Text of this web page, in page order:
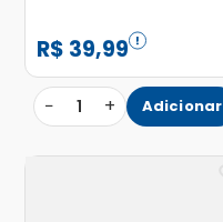
R$ 39,99
− 1 + Adicionar